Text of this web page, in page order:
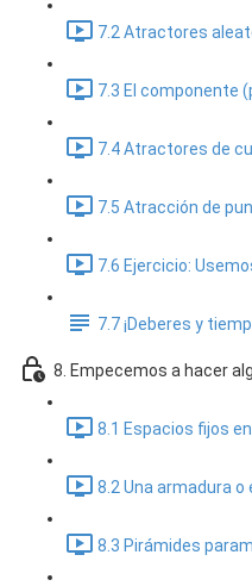
7.2 Atractores
7.3 El componente
7.4 Atractores de
7.5 Atracción de
7.6 Ejercicio:
7.7 ¡Deberes y
8. Empecemos a hacer
8.1 Espacios fijos
8.2 Una armadura
8.3 Pirámides